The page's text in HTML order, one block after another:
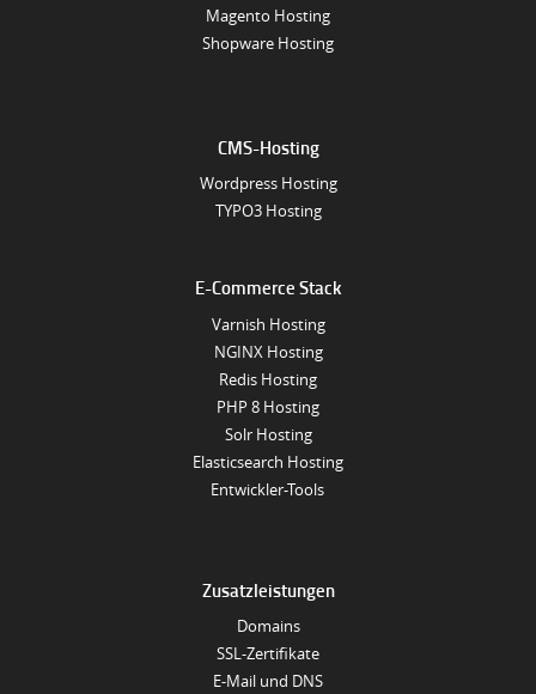
Magento Hosting
Shopware Hosting
CMS-Hosting
Wordpress Hosting
TYPO3 Hosting
E-Commerce Stack
Varnish Hosting
NGINX Hosting
Redis Hosting
PHP 8 Hosting
Solr Hosting
Elasticsearch Hosting
Entwickler-Tools
Zusatzleistungen
Domains
SSL-Zertifikate
E-Mail und DNS